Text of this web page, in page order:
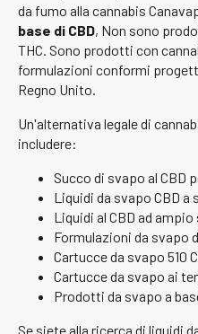
da fumo alla cannabis
base di CBD, Non sono
THC. Sono prodotti con
formulazioni conformi
Regno Unito.
Un'alternativa legale di
includere:
Succo di svapo al CBD
Liquidi da svapo CBD
Liquidi al CBD ad
Formulazioni da svapo
Cartucce da svapo 510
Cartucce da svapo ai
Prodotti da svapo a
Se siete alla ricerca di liquidi